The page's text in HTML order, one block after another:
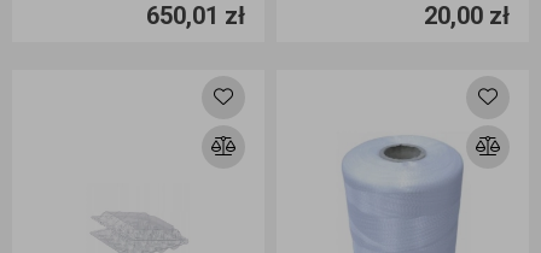
650,01 zł 20,00 zł